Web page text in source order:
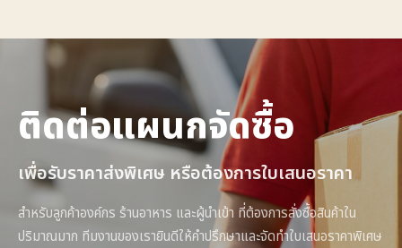
ติดต่อแผนกจัดซื้อ
เพื่อรับราคาส่งพิเศษ หรือต้องการใบเสนอราคา
สำหรับลูกค้าองค์กร ร้านอาหาร และผู้นำเข้า ที่ต้องการสั่งซื้อสินค้าใน
ปริมาณมาก ทีมงานของเรายินดีให้คำปรึกษาและจัดทำใบเสนอราคาพิเศษ